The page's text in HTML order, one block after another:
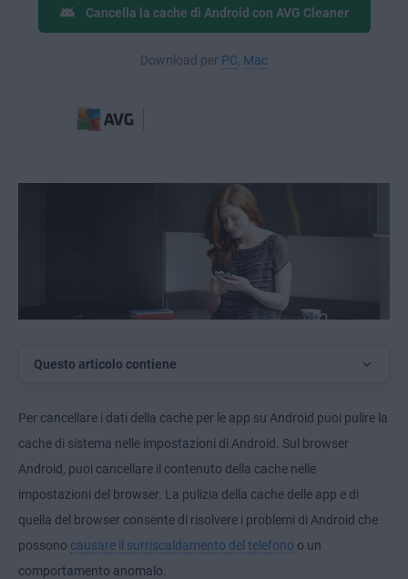
Cancella la cache di Android con AVG Cleaner
Download per PC Mac
Questo articolo contiene
Per cancellare i dati della cache per le app su Android puoi pulire la
cache di sistema nelle impostazioni di Android. Sul browser
Android, puoi cancellare il contenuto della cache nelle
impostazioni del browser. La pulizia della cache delle app e di
quella del browser consente di risolvere i problemi di Android che
possono causare il surriscaldamento del telefono o un
comportamento anomalo.